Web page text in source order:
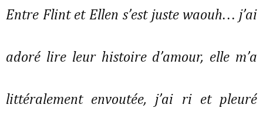
Entre Flint et Ellen s’est juste waouh… j’ai
adoré lire leur histoire d’amour, elle m’a
littéralement envoutée, j’ai ri et pleuré